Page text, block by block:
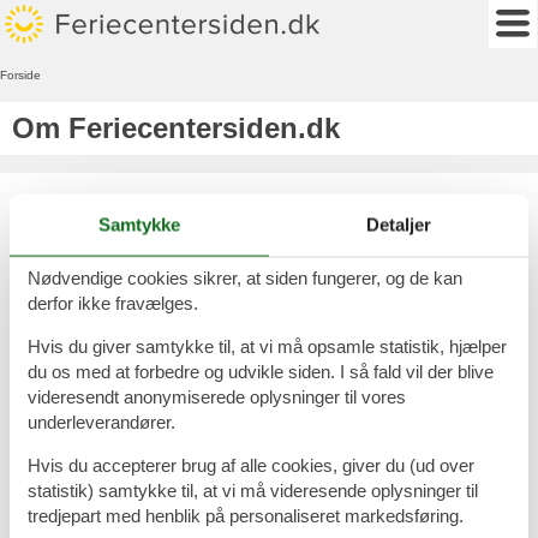
Forside
Om Feriecentersiden.dk
Det største udvalg af ophold i
Danmark og Tyskland
Feriecentersiden.dk samler tilbud på feriecenterophold i både
Danmark og Tyskland, og giver dig Danmarks største udvalg.
Du kan vælge imellem mange, spændende ophold som vil give
familien et tiltrængt afbræk fra den travle hverdag. Et badeland
gør altid lykke blandt børnene, og du kan nemt finde tilbud på
alle de feriecentre, som har et badeland.
vil du nemt kunne finde et godt tilbud her på siden.
Hvis du har spørgsmål eller I er flere familier der gerne vil af
sted sammen, er du naturligvis meget velkommen til at kontakte
Samtykke Detaljer
Nødvendige cookies sikrer, at siden fungerer, og de kan
derfor ikke fravælges.
Hvis du giver samtykke til, at vi må opsamle statistik, hjælper
du os med at forbedre og udvikle siden. I så fald vil der blive
videresendt anonymiserede oplysninger til vores
underleverandører.
Hvis du accepterer brug af alle cookies, giver du (ud over
statistik) samtykke til, at vi må videresende oplysninger til
tredjepart med henblik på personaliseret markedsføring.